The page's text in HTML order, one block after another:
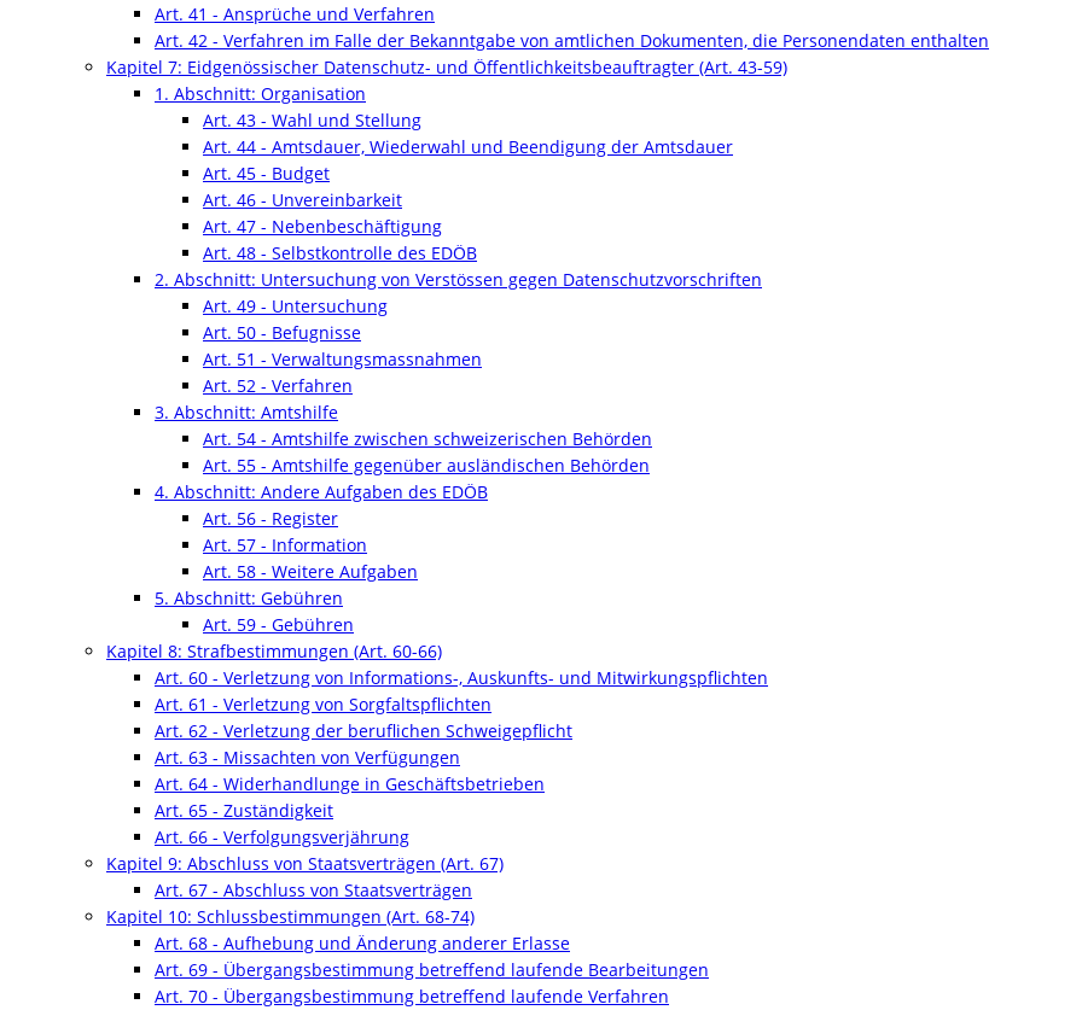
Art. 41 - Ansprüche und Verfahren
Art. 42 - Verfahren im Falle der Bekanntgabe von amtlichen Dokumenten, die Personendaten enthalten
Kapitel 7: Eidgenössischer Datenschutz- und Öffentlichkeitsbeauftragter (Art. 43-59)
1. Abschnitt: Organisation
Art. 43 - Wahl und Stellung
Art. 44 - Amtsdauer, Wiederwahl und Beendigung der Amtsdauer
Art. 45 - Budget
Art. 46 - Unvereinbarkeit
Art. 47 - Nebenbeschäftigung
Art. 48 - Selbstkontrolle des EDÖB
2. Abschnitt: Untersuchung von Verstössen gegen Datenschutzvorschriften
Art. 49 - Untersuchung
Art. 50 - Befugnisse
Art. 51 - Verwaltungsmassnahmen
Art. 52 - Verfahren
3. Abschnitt: Amtshilfe
Art. 54 - Amtshilfe zwischen schweizerischen Behörden
Art. 55 - Amtshilfe gegenüber ausländischen Behörden
4. Abschnitt: Andere Aufgaben des EDÖB
Art. 56 - Register
Art. 57 - Information
Art. 58 - Weitere Aufgaben
5. Abschnitt: Gebühren
Art. 59 - Gebühren
Kapitel 8: Strafbestimmungen (Art. 60-66)
Art. 60 - Verletzung von Informations-, Auskunfts- und Mitwirkungspflichten
Art. 61 - Verletzung von Sorgfaltspflichten
Art. 62 - Verletzung der beruflichen Schweigepflicht
Art. 63 - Missachten von Verfügungen
Art. 64 - Widerhandlunge in Geschäftsbetrieben
Art. 65 - Zuständigkeit
Art. 66 - Verfolgungsverjährung
Kapitel 9: Abschluss von Staatsverträgen (Art. 67)
Art. 67 - Abschluss von Staatsverträgen
Kapitel 10: Schlussbestimmungen (Art. 68-74)
Art. 68 - Aufhebung und Änderung anderer Erlasse
Art. 69 - Übergangsbestimmung betreffend laufende Bearbeitungen
Art. 70 - Übergangsbestimmung betreffend laufende Verfahren